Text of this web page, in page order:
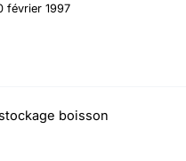
février 1997
boisson